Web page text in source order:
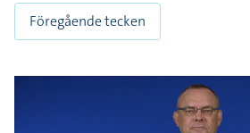
Föregående tecken